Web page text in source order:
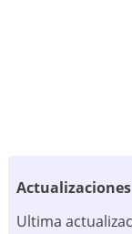
Actualizaciones
Ultima